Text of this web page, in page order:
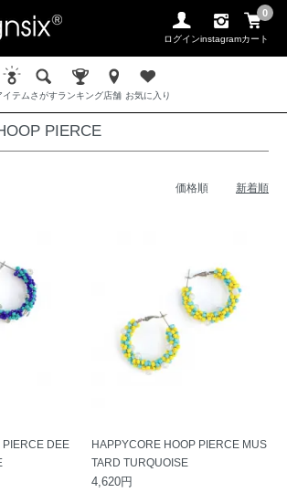
ログインinstagram
0
カート
イテムさがすランキング店舗 お気に入り
ス HAPPYCORE HOOP PIERCE
PIERCE
価格順 新着順
PIERCE DEE
HAPPYCORE HOOP PIERCE MUS
TARD TURQUOISE
4,620円